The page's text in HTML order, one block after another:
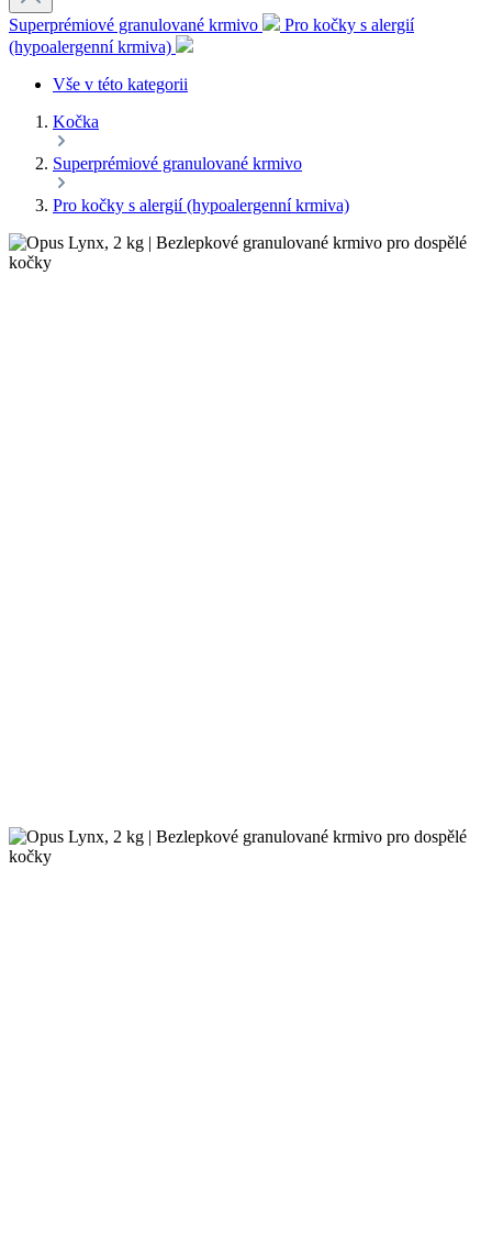
Superprémiové granulované krmivo
Pro kočky s alergií
(hypoalergenní krmiva)
Vše v této kategorii
Kočka
Superprémiové granulované krmivo
Pro kočky s alergií (hypoalergenní krmiva)